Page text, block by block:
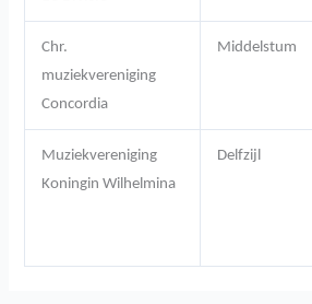
Chr.
muziekvereniging
Concordia
Middelstum
Muziekvereniging
Koningin Wilhelmina
Delfzijl